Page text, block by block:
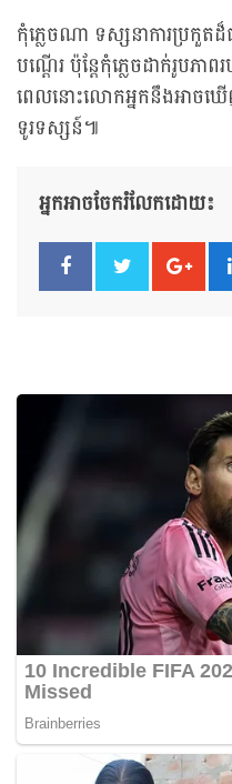
កុំភ្លេចណា ទស្សនាការប្រកួតដ៏
បណ្តើរ ប៉ុន្តែកុំភ្លេចដាក់រូបភ
ពេលនោះលោកអ្នកនឹងអាចឃ
ទូរទស្សន៍៕
អ្នកអាចចែករំលែកដោយ៖